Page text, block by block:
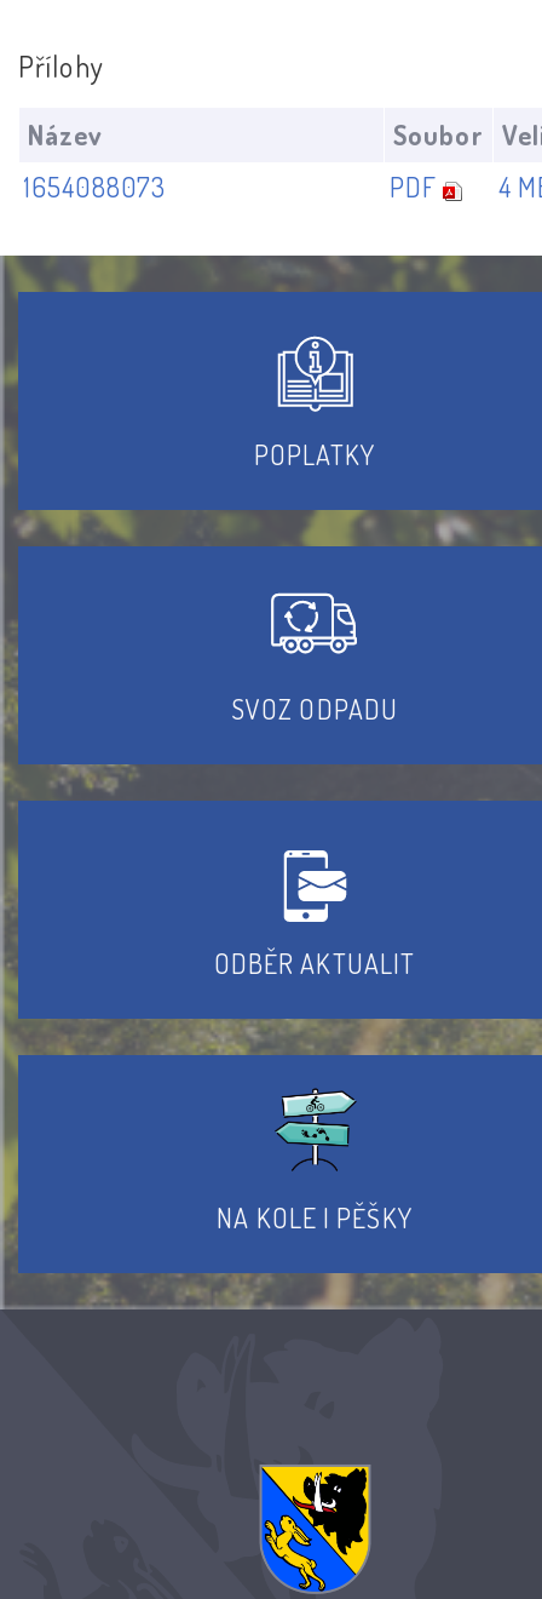
Přílohy
Název Soubor
1654088073
PDF 4
POPLATKY
SVOZ ODPADU
ODBĚR AKTUALIT
NA KOLE I PĚŠKY